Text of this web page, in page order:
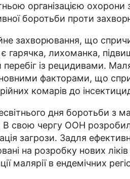
організацією охорони
боротьби проти
захворювання, що
лихоманка,
перебіг із рецидивами.
факторами, що
комарів до
дня боротьби з
В свою чергу ООН
загрози. Задля
на розробку нових
малярії в ендемічних